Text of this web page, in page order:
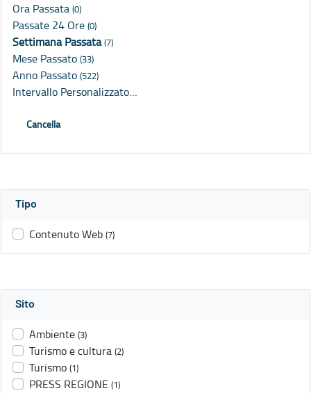
Ora Passata (0)
Passate 24 Ore (0)
Settimana Passata(7)
Mese Passato (33)
Anno Passato (522)
Intervallo Personalizzato…
Cancella
Tipo
Contenuto Web (7)
Sito
Ambiente (3)
Turismo e cultura (2)
Turismo (1)
PRESS REGIONE (1)